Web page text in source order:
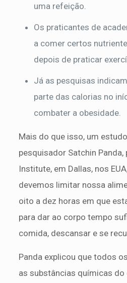
uma refeição.
Os praticantes de
a comer certos
depois de praticar
Já as pesquisas
parte das calorias no
combater a obesidade.
Mais do que isso, um
pesquisador Satchin
Institute, em Dallas, nos
devemos limitar nossa
oito a dez horas em que
para dar ao corpo tempo
comida, descansar e se
Panda explicou que todos
as substâncias químicas do